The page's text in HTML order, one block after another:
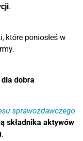
.
które poniosłeś w
dobra
sprawozdawczego
składnika aktywów
.